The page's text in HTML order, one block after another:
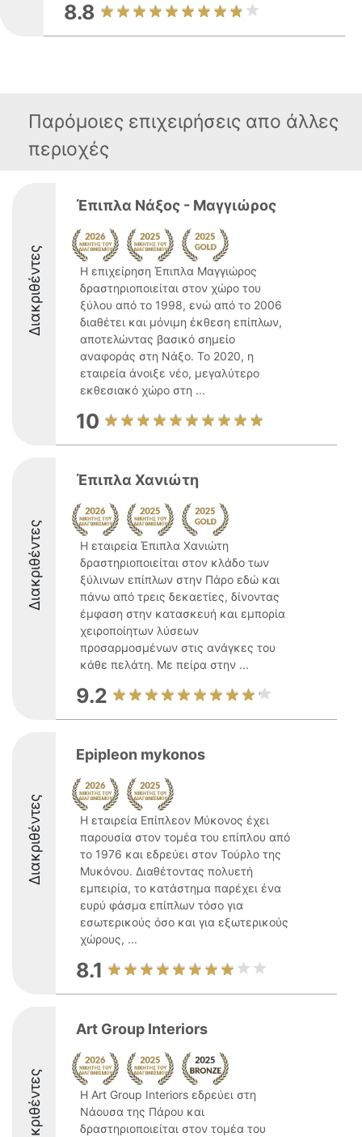
8.8
Παρόμοιες επιχειρήσεις απο άλλες
περιοχές
Διακριθέντες
Έπιπλα Νάξος - Μαγγιώρος
Η επιχείρηση Έπιπλα Μαγγιώρος
δραστηριοποιείται στον χώρο του
ξύλου από το 1998, ενώ από το 2006
διαθέτει και μόνιμη έκθεση επίπλων,
αποτελώντας βασικό σημείο
αναφοράς στη Νάξο. Το 2020, η
εταιρεία άνοιξε νέο, μεγαλύτερο
εκθεσιακό χώρο στη ...
10
Διακριθέντες
Έπιπλα Χανιώτη
Η εταιρεία Έπιπλα Χανιώτη
δραστηριοποιείται στον κλάδο των
ξύλινων επίπλων στην Πάρο εδώ και
πάνω από τρεις δεκαετίες, δίνοντας
έμφαση στην κατασκευή και εμπορία
χειροποίητων λύσεων
προσαρμοσμένων στις ανάγκες του
κάθε πελάτη. Με πείρα στην ...
9.2
Διακριθέντες
Epipleon mykonos
Η εταιρεία Επίπλεον Μύκονος έχει
παρουσία στον τομέα του επίπλου από
το 1976 και εδρεύει στον Τούρλο της
Μυκόνου. Διαθέτοντας πολυετή
εμπειρία, το κατάστημα παρέχει ένα
ευρύ φάσμα επίπλων τόσο για
εσωτερικούς όσο και για εξωτερικούς
χώρους, ...
8.1
Διακριθέντες
Art Group Interiors
Η Art Group Interiors εδρεύει στη
Νάουσα της Πάρου και
δραστηριοποιείται στον τομέα του